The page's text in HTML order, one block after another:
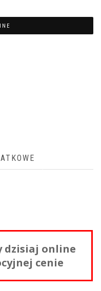
dzisiaj online
cenie